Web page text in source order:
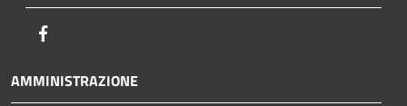
AMMINISTRAZIONE